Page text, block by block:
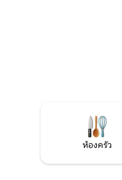
การใช้เวลาที่เป็นมิตร
ทางเดินให้บริการห้องน้
ตาข่ายชั้นลอยจะเป็นสถ
เวลาแห่งการเล่นและพั
ใหญ่ที่ผิดปกตินี้จะใช้เป็น
เดี่ยวสองเตียงที่มีวิวที่ส
เหลือของคอทเทจ สำหรับวัยรุ่นที่ชอบการ
ห้องครัว